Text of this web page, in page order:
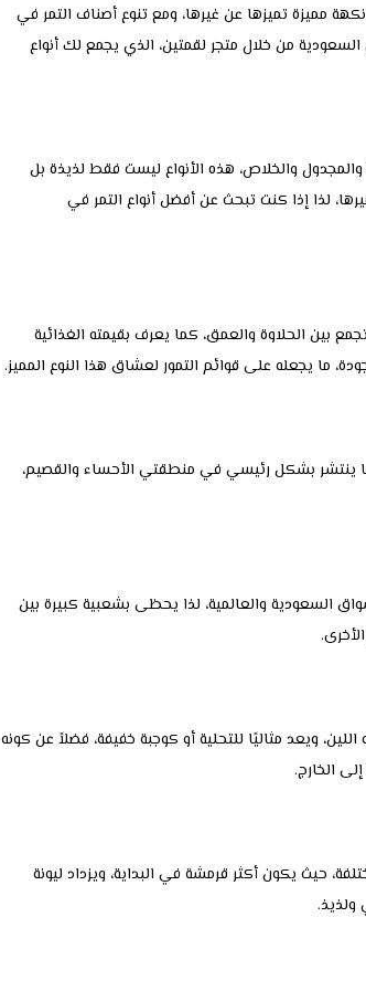
نكهة مميزة تميزها عن غيرها، ومع تنوع أصناف التمر في
من خلال متجر لقمتين، الذي يجمع لك أنواع
والمجدول والخلاص، هذه الأنواع ليست فقط لذيذة بل
لذا إذا كنت تبحث عن أفضل أنواع التمر في
بين الحلاوة والعمق، كما يعرف بقيمته الغذائية
ما يجعله على قوائم التمور لعشاق هذا النوع المميز.
ينتشر بشكل رئيسي في منطقتي الأحساء والقصيم،
السعودية والعالمية، لذا يحظى بشعبية كبيرة بين
ويعد مثاليًا للتحلية أو كوجبة خفيفة، فضلاً عن كونه
الخارج.
حيث يكون أكثر قرمشة في البداية، ويزداد ليونة
ولذيذ.